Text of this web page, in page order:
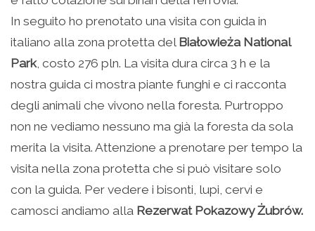
In seguito ho prenotato una visita con guida in
italiano alla zona protetta del Białowieża National
Park, costo 276 pln. La visita dura circa 3 h e la
nostra guida ci mostra piante funghi e ci racconta
degli animali che vivono nella foresta. Purtroppo
non ne vediamo nessuno ma già la foresta da sola
merita la visita. Attenzione a prenotare per tempo la
visita nella zona protetta che si può visitare solo
con la guida. Per vedere i bisonti, lupi, cervi e
camosci andiamo alla Rezerwat Pokazowy Żubrów.